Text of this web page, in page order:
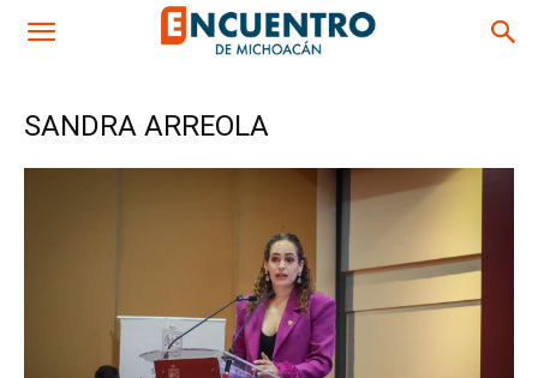
SANDRA ARREOLA